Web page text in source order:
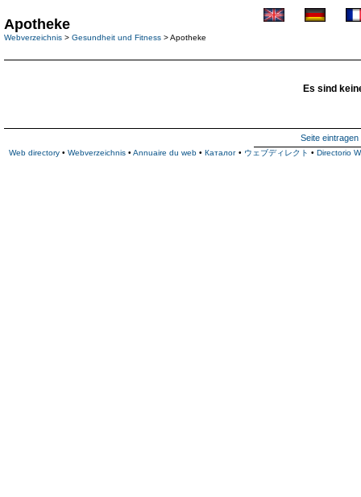
Apotheke
Webverzeichnis > Gesundheit und Fitness > Apotheke
Es sind
Seite eintragen
Web directory • Webverzeichnis • Annuaire du web • Каталог • ウェブディレクト • Directorio